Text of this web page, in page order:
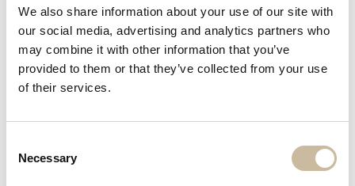
We also share information about your use of our site with
our social media, advertising and analytics partners who
may combine it with other information that you’ve
provided to them or that they’ve collected from your use
of their services.
Selection
Necessary
Beschrijving
Reviews